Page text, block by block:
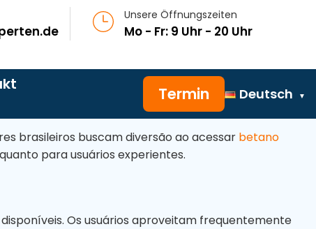
Unsere Öffnungszeiten
Mo - Fr: 9 Uhr - 20 Uhr
Termin Deutsch
brasileiros buscam diversão ao acessar betano
para usuários experientes.
Os usuários aproveitam frequentemente